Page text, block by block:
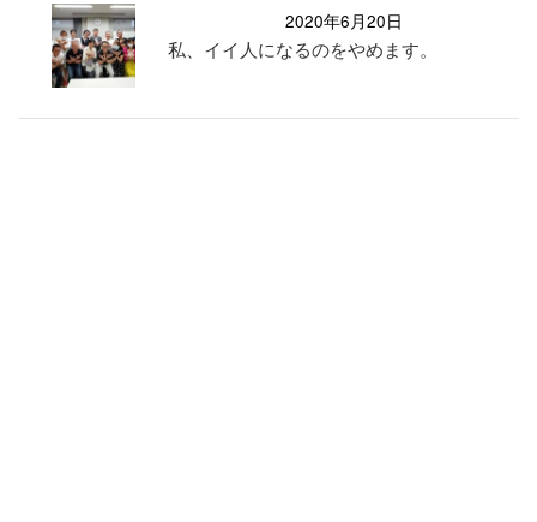
2020年6月20日
私、イイ人になるのをやめます。